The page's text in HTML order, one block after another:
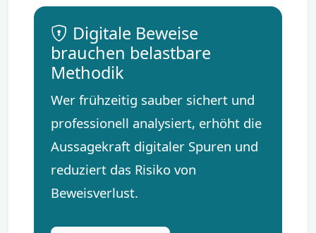
Digitale Beweise
brauchen belastbare
Methodik
Wer frühzeitig sauber sichert und
professionell analysiert, erhöht die
Aussagekraft digitaler Spuren und
reduziert das Risiko von
Beweisverlust.